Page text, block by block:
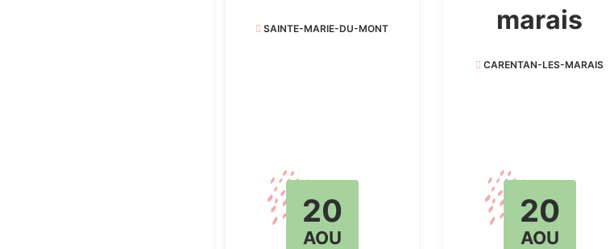
SAINTE-MARIE-DU-MONT
20
AOU
marais
CARENTAN-LES-MARAIS
20
AOU